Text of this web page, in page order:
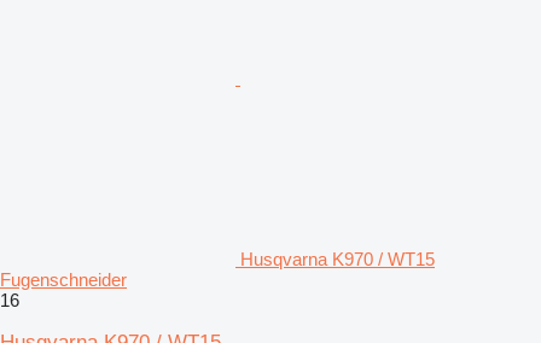
Husqvarna K970 / WT15
Fugenschneider
16